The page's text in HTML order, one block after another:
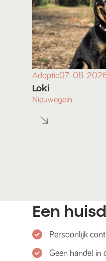
Adoptie07-08-
Loki
Nieuwegein
Een
Persoonlijk
Geen handel in